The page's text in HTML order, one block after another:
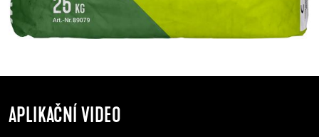
APLIKAČNÍ VIDEO